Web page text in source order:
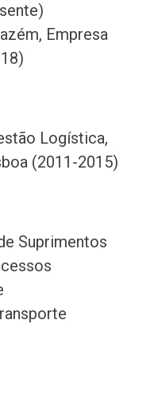
Empresa
Logística,
(2011-2015)
Suprimentos